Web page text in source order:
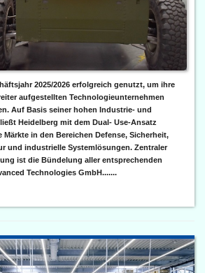
2025/2026 erfolgreich genutzt, um ihre
aufgestellten Technologieunternehmen
Auf Basis seiner hohen Industrie- und
Heidelberg mit dem Dual- Use-Ansatz
in den Bereichen Defense, Sicherheit,
und industrielle Systemlösungen. Zentraler
ist die Bündelung aller entsprechenden
Technologies GmbH.......